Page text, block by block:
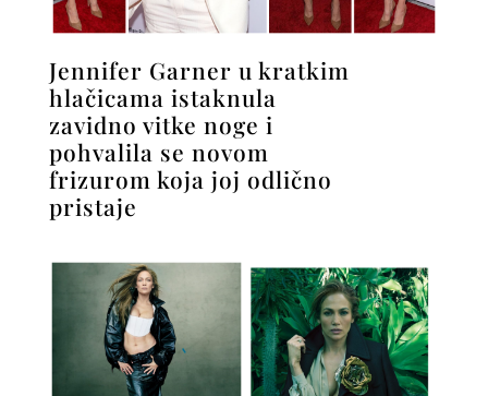
Jennifer Garner u kratkim
hlačicama istaknula
zavidno vitke noge i
pohvalila se novom
frizurom koja joj odlično
pristaje